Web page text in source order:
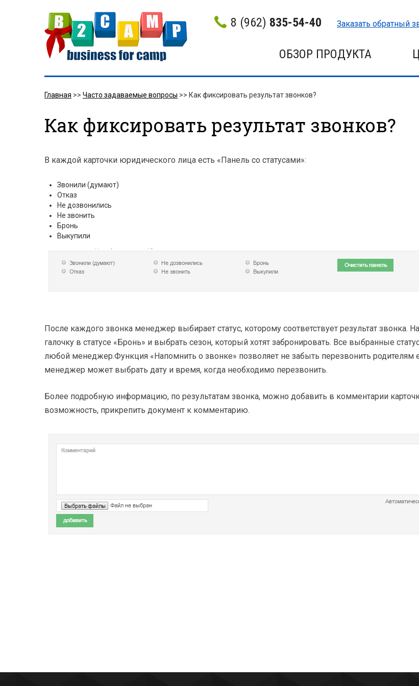
8 (962) 835-54-40 Заказать обратный
ОБЗОР ПРОДУКТА
Главная >> Часто задаваемые вопросы >> Как фиксировать результат звонков?
Как фиксировать результат звонков?
В каждой карточки юридического лица есть «Панель со статусами»:
Звонили (думают)
Отказ
Не дозвонились
Не звонить
Бронь
Выкупили
После каждого звонка менеджер выбирает статус, которому соответствует результат звонка.
галочку в статусе «Бронь» и выбрать сезон, который хотят забронировать. Все выбранные
любой менеджер.Функция «Напомнить о звонке» позволяет не забыть перезвонить
менеджер может выбрать дату и время, когда необходимо перезвонить.
Более подробную информацию, по результатам звонка, можно добавить в комментарии
возможность, прикрепить документ к комментарию.